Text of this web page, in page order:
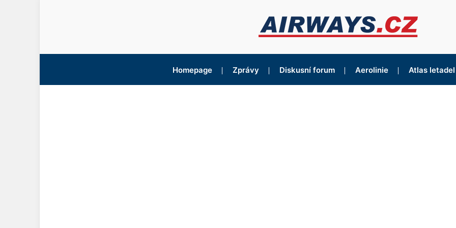
Homepage Zprávy Diskusní forum Aerolinie Atlas letadel